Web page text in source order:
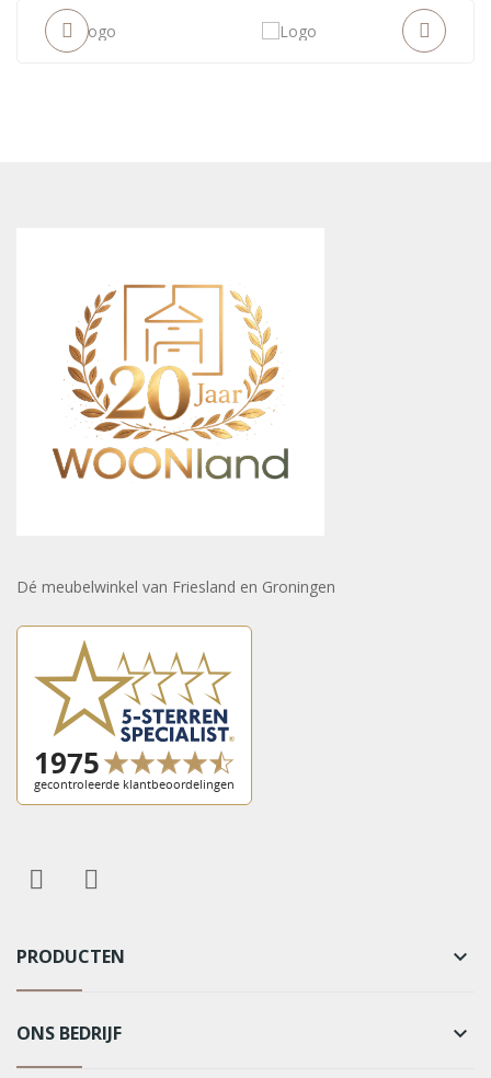
Dé meubelwinkel van Friesland en Groningen
PRODUCTEN keyboard_arrow_down
ONS BEDRIJF keyboard_arrow_down